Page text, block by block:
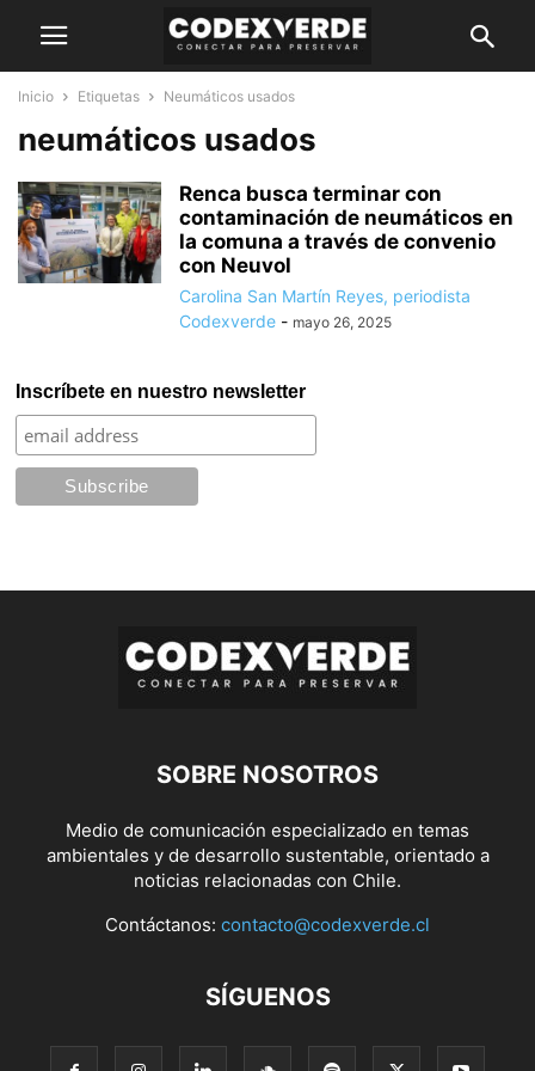
Inicio Etiquetas Neumáticos usados
neumáticos usados
Renca busca terminar con
contaminación de neumáticos en
la comuna a través de convenio
con Neuvol
Carolina San Martín Reyes, periodista
Codexverde - mayo 26, 2025
Inscríbete en nuestro newsletter
SOBRE NOSOTROS
Medio de comunicación especializado en temas
ambientales y de desarrollo sustentable, orientado a
noticias relacionadas con Chile.
Contáctanos: contacto@codexverde.cl
SÍGUENOS